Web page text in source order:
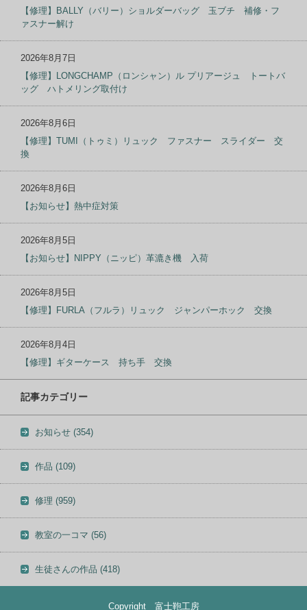
【修理】BALLY（バリー）ショルダーバッグ 玉ブチ 補修・フ
ァスナー解け
2026年8月7日
【修理】LONGCHAMP（ロンシャン）ル プリアージュ トートバ
ッグ ハトメリング取付け
2026年8月6日
【修理】TUMI（トゥミ）リュック ファスナー スライダー 交
換
2026年8月6日
【お知らせ】熱中症対策
2026年8月5日
【お知らせ】NIPPY（ニッピ）革漉き機 入荷
2026年8月5日
【修理】FURLA（フルラ）リュック ジャンパーホック 交換
2026年8月4日
【修理】ギターケース 持ち手 交換
記事カテゴリー
お知らせ (354)
作品 (109)
修理 (959)
教室の一コマ (56)
生徒さんの作品 (418)
Copyright 富士鞄工房